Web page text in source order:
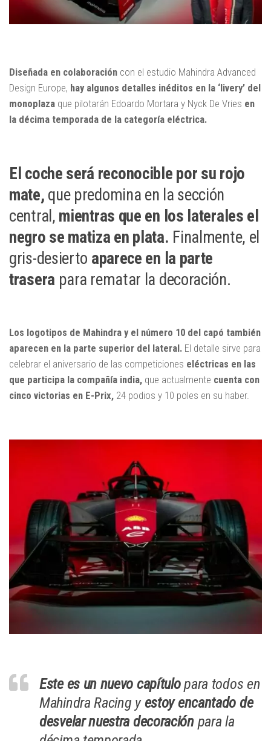
Diseñada en colaboración con el estudio Mahindra Advanced
Design Europe, hay algunos detalles inéditos en la ‘livery’ del
monoplaza que pilotarán Edoardo Mortara y Nyck De Vries en
la décima temporada de la categoría eléctrica.
El coche será reconocible por su rojo
mate, que predomina en la sección
central, mientras que en los laterales el
negro se matiza en plata. Finalmente, el
gris-desierto aparece en la parte
trasera para rematar la decoración.
Los logotipos de Mahindra y el número 10 del capó también
aparecen en la parte superior del lateral. El detalle sirve para
celebrar el aniversario de las competiciones eléctricas en las
que participa la compañía india, que actualmente cuenta con
cinco victorias en E-Prix, 24 podios y 10 poles en su haber.
Este es un nuevo capítulopara todos en
Mahindra Racing yestoy encantado de
desvelar nuestra decoraciónpara la